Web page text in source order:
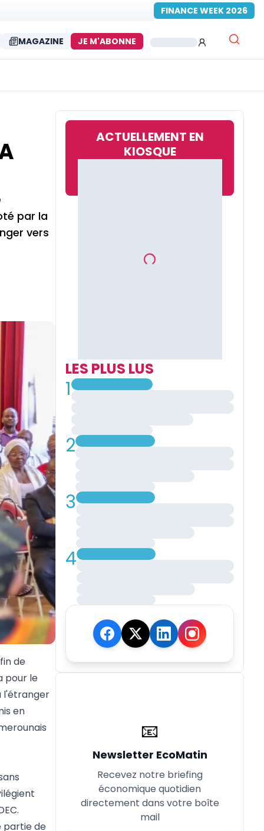
FINANCE WEEK 2026
MAGAZINE JE M'ABONNE
par la
vers
de
pour le
l'étranger
en
partie de
ACTUELLEMENT EN
KIOSQUE
LES PLUS LUS
1
2
3
4
📧
Newsletter EcoMatin
Recevez notre briefing
économique quotidien
directement dans votre boîte
mail